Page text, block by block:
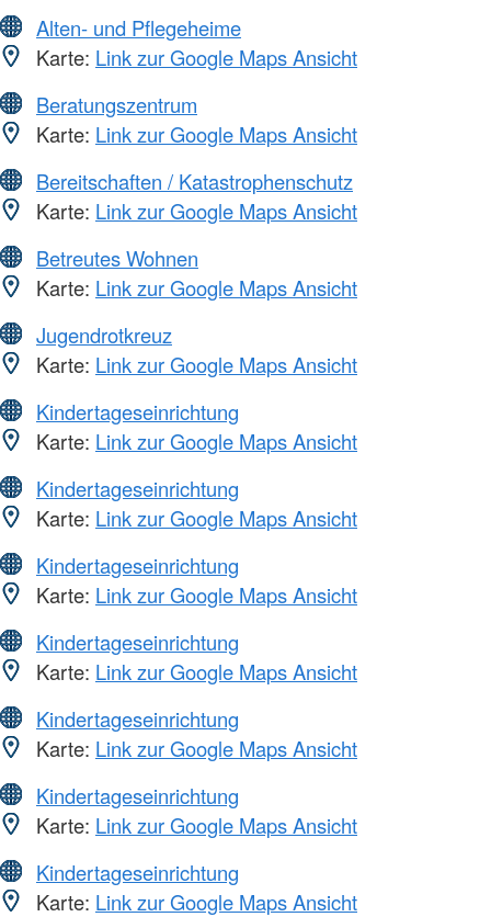
Alten- und Pflegeheime
Karte: Link zur Google Maps Ansicht
Beratungszentrum
Karte: Link zur Google Maps Ansicht
Bereitschaften / Katastrophenschutz
Karte: Link zur Google Maps Ansicht
Betreutes Wohnen
Karte: Link zur Google Maps Ansicht
Jugendrotkreuz
Karte: Link zur Google Maps Ansicht
Kindertageseinrichtung
Karte: Link zur Google Maps Ansicht
Kindertageseinrichtung
Karte: Link zur Google Maps Ansicht
Kindertageseinrichtung
Karte: Link zur Google Maps Ansicht
Kindertageseinrichtung
Karte: Link zur Google Maps Ansicht
Kindertageseinrichtung
Karte: Link zur Google Maps Ansicht
Kindertageseinrichtung
Karte: Link zur Google Maps Ansicht
Kindertageseinrichtung
Karte: Link zur Google Maps Ansicht